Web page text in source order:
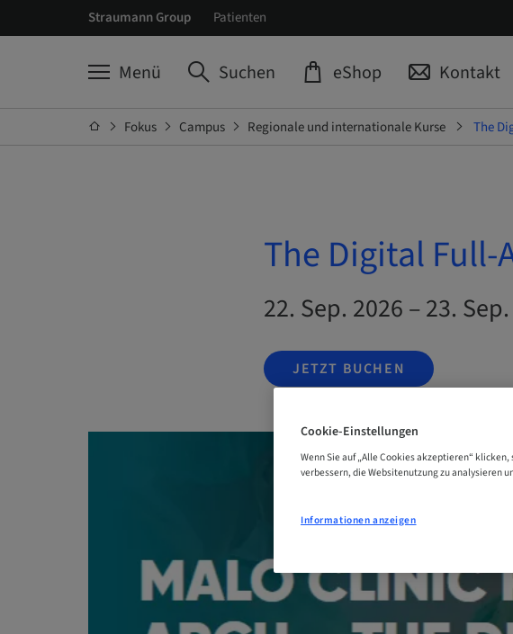
Straumann Group Patienten
Menü Suchen eShop Kontakt
Fokus Campus Regionale und internationale Kurse The
The Digital Full-
22. Sep. 2026 – 23.
JETZT BUCHEN
Cookie-Einstellungen
Wenn Sie auf „Alle Cookies akzeptieren“
verbessern, die Websitenutzung zu analysieren
Informationen anzeigen